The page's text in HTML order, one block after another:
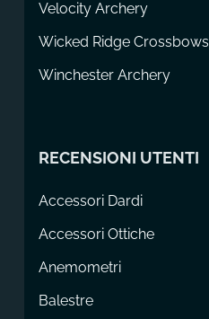
Velocity Archery
Wicked Ridge Crossbows
Winchester Archery
RECENSIONI UTENTI
Accessori Dardi
Accessori Ottiche
Anemometri
Balestre